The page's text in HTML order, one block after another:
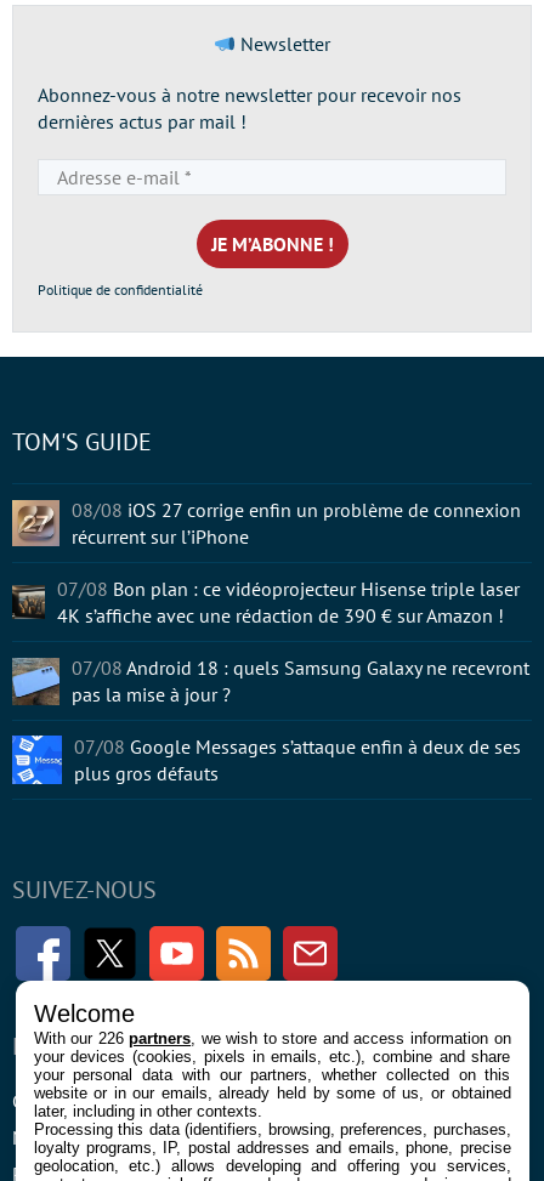
Newsletter
Abonnez-vous à notre newsletter pour recevoir nos
dernières actus par mail !
e-
mail
*
Politique de confidentialité
SUIVEZ-NOUS
FacebookTwitter Youtube RSS Newsletter
ENTREPRISE
Confidentialité et Cookies
Mentions légales et CGU
Préférences Cookies
À PROPOS
Contact
TOM'S GUIDE
08/08 iOS 27 corrige enfin un problème de connexion
récurrent sur l’iPhone
07/08 Bon plan : ce vidéoprojecteur Hisense triple laser
4K s’affiche avec une rédaction de 390 € sur Amazon !
07/08 Android 18 : quels Samsung Galaxy ne recevront
pas la mise à jour ?
07/08 Google Messages s’attaque enfin à deux de ses
plus gros défauts
Welcome
With our 226partners , we wish to store and access information on
your devices (cookies, pixels in emails, etc.), combine and share
your personal data with our partners, whether collected on this
website or in our emails, already held by some of us, or obtained
later, including in other contexts.
Processing this data (identifiers, browsing, preferences, purchases,
loyalty programs, IP, postal addresses and emails, phone, precise
geolocation, etc.) allows developing and offering you services,